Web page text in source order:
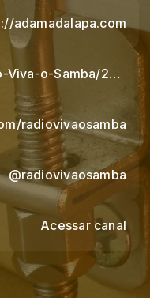
adamadalapa.com
/pages/Web-R%C3%A1dio-Viva-o-Samba/235650896501451
radiovivaosamba
@radiovivaosamba
Acessar canal